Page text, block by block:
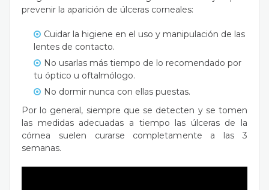
prevenir la aparición de úlceras corneales:
Cuidar la higiene en el uso y manipulación de las
lentes de contacto.
No usarlas más tiempo de lo recomendado por
tu óptico u oftalmólogo.
No dormir nunca con ellas puestas.
Por lo general, siempre que se detecten y se tomen
las medidas adecuadas a tiempo las úlceras de la
córnea suelen curarse completamente a las 3
semanas.